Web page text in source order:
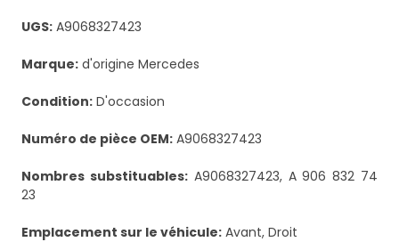
UGS: A9068327423
Marque: d'origine Mercedes
Condition: D'occasion
Numéro de pièce OEM: A9068327423
Nombres substituables:A9068327423, A 906 832 74
23
Emplacement sur le véhicule: Avant, Droit